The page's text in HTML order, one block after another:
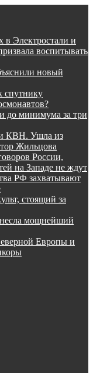
в Электростали и
воспитывать
новый
спутнику
до минимума за три
КВН. Ушла из
Жильцова
России,
на Западе не ждут
РФ захватывают
стоящий за
мощнейший
Европы и